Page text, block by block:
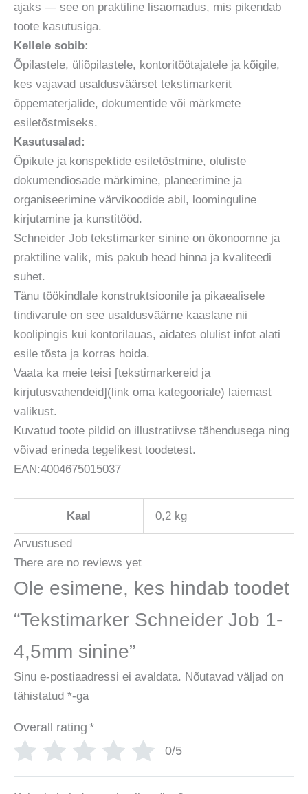
ajaks — see on praktiline lisaomadus, mis pikendab
toote kasutusiga.
Kellele sobib:
Õpilastele, üliõpilastele, kontoritöötajatele ja kõigile,
kes vajavad usaldusväärset tekstimarkerit
õppematerjalide, dokumentide või märkmete
esiletõstmiseks.
Kasutusalad:
Õpikute ja konspektide esiletõstmine, oluliste
dokumendiosade märkimine, planeerimine ja
organiseerimine värvikoodide abil, loominguline
kirjutamine ja kunstitööd.
Schneider Job tekstimarker sinine on ökonoomne ja
praktiline valik, mis pakub head hinna ja kvaliteedi
suhet.
Tänu töökindlale konstruktsioonile ja pikaealisele
tindivarule on see usaldusväärne kaaslane nii
koolipingis kui kontorilauas, aidates olulist infot alati
esile tõsta ja korras hoida.
Vaata ka meie teisi [tekstimarkereid ja
kirjutusvahendeid](link oma kategooriale) laiemast
valikust.
Kuvatud toote pildid on illustratiivse tähendusega ning
võivad erineda tegelikest toodetest.
EAN:4004675015037
Kaal 0,2 kg
Arvustused
There are no reviews yet
Ole esimene, kes hindab toodet
“Tekstimarker Schneider Job 1-
4,5mm sinine”
Sinu e-postiaadressi ei avaldata. Nõutavad väljad on
tähistatud *-ga
Overall rating *
0/5